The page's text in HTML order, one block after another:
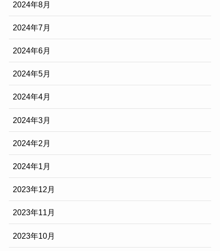
2024年8月
2024年7月
2024年6月
2024年5月
2024年4月
2024年3月
2024年2月
2024年1月
2023年12月
2023年11月
2023年10月